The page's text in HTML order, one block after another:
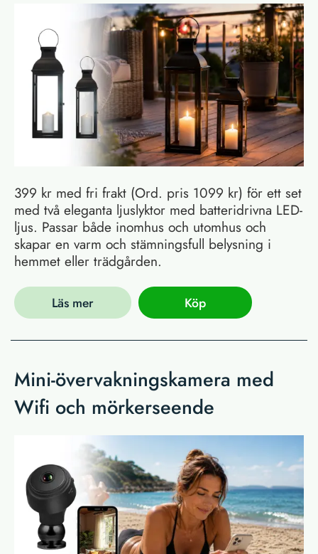
399 kr med fri frakt (Ord. pris 1099 kr) för ett set
med två eleganta ljuslyktor med batteridrivna LED-
ljus. Passar både inomhus och utomhus och
skapar en varm och stämningsfull belysning i
hemmet eller trädgården.
Läs mer Köp
Mini-övervakningskamera med
Wifi och mörkerseende